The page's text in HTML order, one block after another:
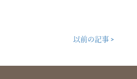
以前の記事 >